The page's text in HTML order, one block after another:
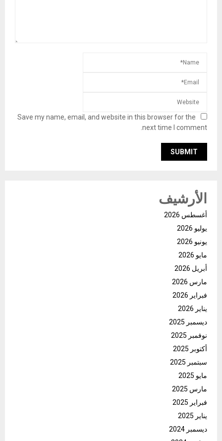
Save my name, email, and website in this browser for the
next time I comment.
الأرشيف
أغسطس 2026
يوليو 2026
يونيو 2026
مايو 2026
أبريل 2026
مارس 2026
فبراير 2026
يناير 2026
ديسمبر 2025
نوفمبر 2025
أكتوبر 2025
سبتمبر 2025
مايو 2025
مارس 2025
فبراير 2025
يناير 2025
ديسمبر 2024